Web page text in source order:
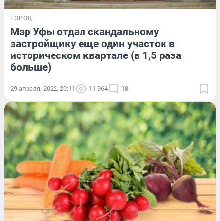
ГОРОД
Мэр Уфы отдал скандальному
застройщику еще один участок в
историческом квартале (в 1,5 раза
больше)
29 апреля, 2022, 20:11 11 964 18